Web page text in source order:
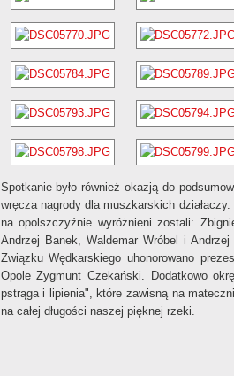
Spotkanie było również okazją do
wręcza nagrody dla muszkarskich
na opolszczyźnie wyróżnieni zostali:
Andrzej Banek, Waldemar Wróbel i
Związku Wędkarskiego uhonorowano
Opole Zygmunt Czekański. Dodatkowo
pstrąga i lipienia", które zawisną na
na całej długości naszej pięknej rzeki.